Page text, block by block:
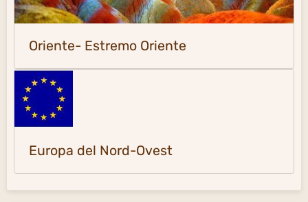
Oriente- Estremo Oriente
Europa del Nord-Ovest